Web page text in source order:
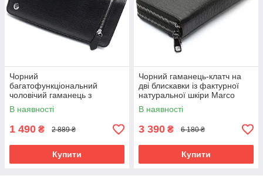
Чорний
багатофункціональний
чоловічий гаманець з
натуральної шкіри МС291
В наявності
1 490 ₴ 2 889 ₴
Купити
Чорний гаманець-клатч на
дві блискавки із фактурної
натуральної шкіри Marco
Coverna MCJP-5902B
В наявності
3 390 ₴ 6 180 ₴
Купити